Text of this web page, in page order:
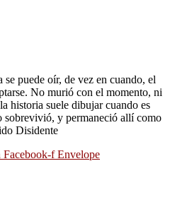
puede oír, de vez en cuando, el
No murió con el momento, ni
historia suele dibujar cuando es
sobrevivió, y permaneció allí como
Disidente
Facebook-f Envelope